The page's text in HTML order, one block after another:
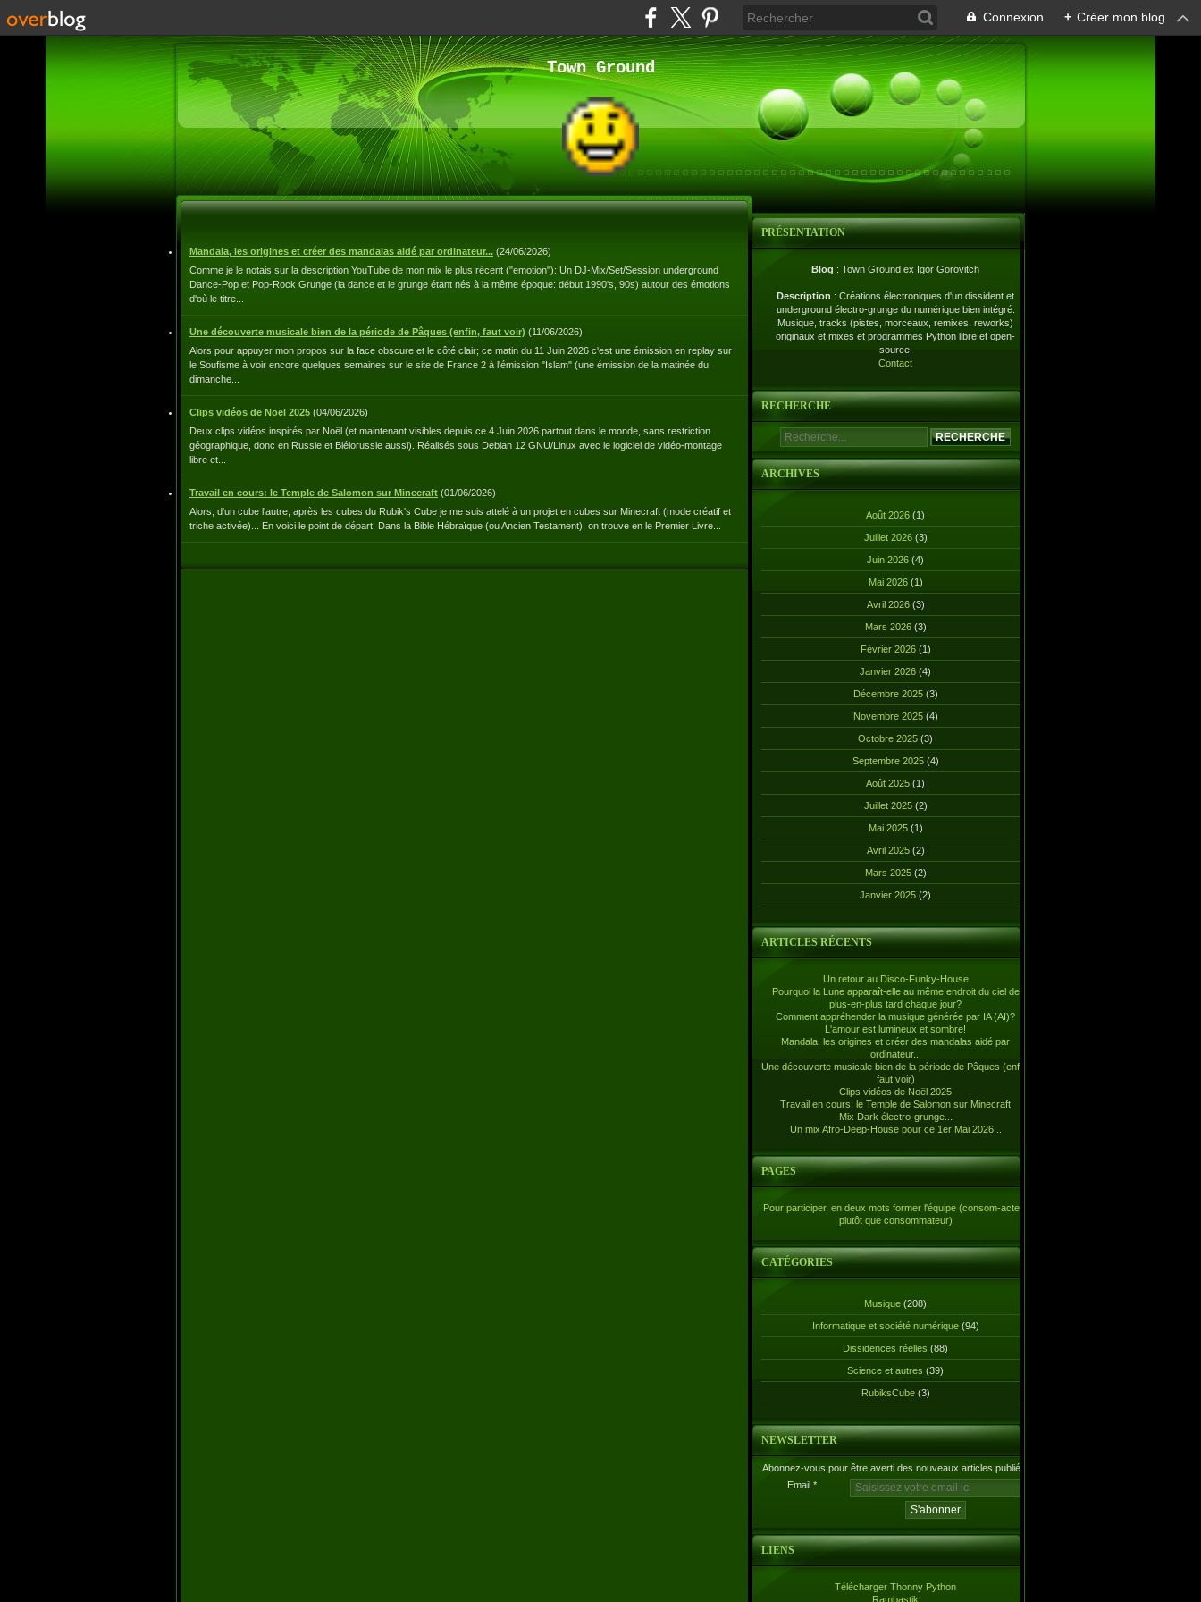
Connexion + Créer mon blog
Town Ground
Mandala, les origines et créer des mandalas aidé par ordinateur... (24/06/2026)
Comme je le notais sur la description YouTube de mon mix le plus récent ("emotion"): Un DJ-Mix/Set/Session underground
Dance-Pop et Pop-Rock Grunge (la dance et le grunge étant nés à la même époque: début 1990's, 90s) autour des émotions
d'où le titre...
Une découverte musicale bien de la période de Pâques (enfin, faut voir) (11/06/2026)
Alors pour appuyer mon propos sur la face obscure et le côté clair; ce matin du 11 Juin 2026 c'est une émission en replay sur
le Soufisme à voir encore quelques semaines sur le site de France 2 à l'émission "Islam" (une émission de la matinée du
dimanche...
Clips vidéos de Noël 2025 (04/06/2026)
Deux clips vidéos inspirés par Noël (et maintenant visibles depuis ce 4 Juin 2026 partout dans le monde, sans restriction
géographique, donc en Russie et Biélorussie aussi). Réalisés sous Debian 12 GNU/Linux avec le logiciel de vidéo-montage
libre et...
Travail en cours: le Temple de Salomon sur Minecraft (01/06/2026)
Alors, d'un cube l'autre; après les cubes du Rubik's Cube je me suis attelé à un projet en cubes sur Minecraft (mode créatif et
triche activée)... En voici le point de départ: Dans la Bible Hébraïque (ou Ancien Testament), on trouve en le Premier Livre...
PRÉSENTATION
Blog : Town Ground ex Igor Gorovitch
Description : Créations électroniques d'un dissident et
underground électro-grunge du numérique bien intégré.
Musique, tracks (pistes, morceaux, remixes, reworks)
originaux et mixes et programmes Python libre et open-
source.
Contact
RECHERCHE
ARCHIVES
Août 2026 (1)
Juillet 2026 (3)
Juin 2026 (4)
Mai 2026 (1)
Avril 2026 (3)
Mars 2026 (3)
Février 2026 (1)
Janvier 2026 (4)
Décembre 2025 (3)
Novembre 2025 (4)
Octobre 2025 (3)
Septembre 2025 (4)
Août 2025 (1)
Juillet 2025 (2)
Mai 2025 (1)
Avril 2025 (2)
Mars 2025 (2)
Janvier 2025 (2)
ARTICLES RÉCENTS
Un retour au Disco-Funky-House
Pourquoi la Lune apparaît-elle au même endroit du ciel de
plus-en-plus tard chaque jour?
Comment appréhender la musique générée par IA (AI)?
L'amour est lumineux et sombre!
Mandala, les origines et créer des mandalas aidé par
ordinateur...
Une découverte musicale bien de la période de Pâques (enfin,
faut voir)
Clips vidéos de Noël 2025
Travail en cours: le Temple de Salomon sur Minecraft
Mix Dark électro-grunge...
Un mix Afro-Deep-House pour ce 1er Mai 2026...
PAGES
Pour participer, en deux mots former l'équipe (consom-acteur
plutôt que consommateur)
CATÉGORIES
Musique (208)
Informatique et société numérique(94)
Dissidences réelles (88)
Science et autres (39)
RubiksCube(3)
NEWSLETTER
Abonnez-vous pour être averti des nouveaux articles publiés.
Email
LIENS
Télécharger Thonny Python
Rambastik